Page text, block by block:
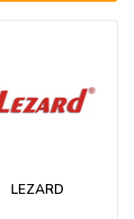
LEZARD